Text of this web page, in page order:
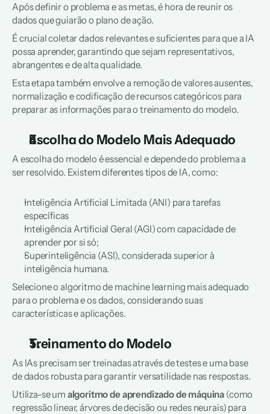
Após definir o problema e as metas, é hora de reunir os
dados que guiarão o plano de ação.
É crucial coletar dados relevantes e suficientes para que a IA
possa aprender, garantindo que sejam representativos,
abrangentes e de alta qualidade.
Esta etapa também envolve a remoção de valores ausentes,
normalização e codificação de recursos categóricos para
preparar as informações para o treinamento do modelo.
Escolha do Modelo Mais Adequado
A escolha do modelo é essencial e depende do problema a
ser resolvido. Existem diferentes tipos de IA, como:
Inteligência Artificial Limitada (ANI) para tarefas
específicas
Inteligência Artificial Geral (AGI) com capacidade de
aprender por si só;
Superinteligência (ASI), considerada superior à
inteligência humana.
Selecione o algoritmo de machine learning mais adequado
para o problema e os dados, considerando suas
características e aplicações.
Treinamento do Modelo
As IAs precisam ser treinadas através de testes e uma base
de dados robusta para garantir versatilidade nas respostas.
Utiliza-se um algoritmo de aprendizado de máquina (como
regressão linear, árvores de decisão ou redes neurais) para